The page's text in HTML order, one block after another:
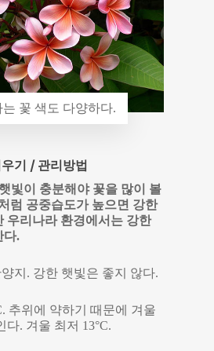
꽃 색도 다양하다.
기 / 관리방법
빛이 충분해야 꽃을 많이 볼
럼 공중습도가 높으면 강한
우리나라 환경에서는 강한
다.
지. 강한 햇빛은 좋지 않다.
추위에 약하기 때문에 겨울
다. 겨울 최저 13°C.